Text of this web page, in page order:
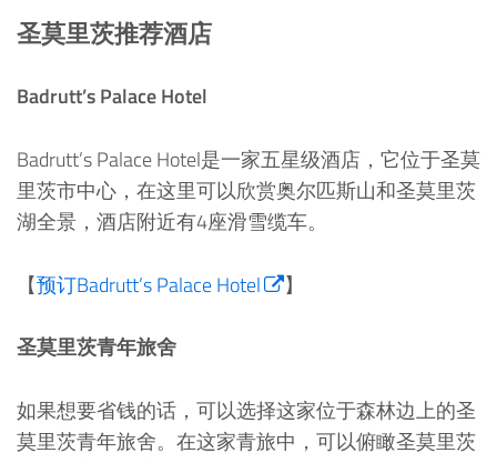
圣莫里茨推荐酒店
Badrutt’s Palace Hotel
Badrutt’s Palace Hotel是一家五星级酒店，它位于圣莫
里茨市中心，在这里可以欣赏奥尔匹斯山和圣莫里茨
湖全景，酒店附近有4座滑雪缆车。
【预订Badrutt’s Palace Hotel 】
圣莫里茨青年旅舍
如果想要省钱的话，可以选择这家位于森林边上的圣
莫里茨青年旅舍。在这家青旅中，可以俯瞰圣莫里茨